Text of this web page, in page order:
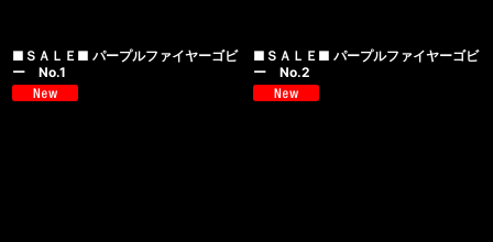
■ＳＡＬＥ■ パープルファイヤーゴビ
ー No.1
■ＳＡＬＥ■ パープルファイヤーゴビ
ー No.2